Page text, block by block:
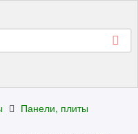
Панели, плиты